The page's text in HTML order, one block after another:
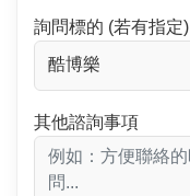
詢問標的 (若有指定)
其他諮詢事項